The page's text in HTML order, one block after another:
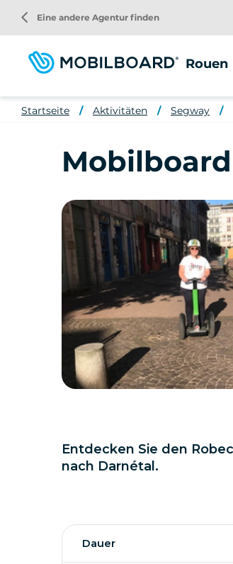
zum
Inhalt
Rouen
arrow_back_ios Eine andere Agentur finden
Startseite Aktivitäten Segway
Mobilboard
Entdecken Sie den
nach Darnétal.
Dauer